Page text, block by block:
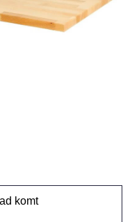
komt